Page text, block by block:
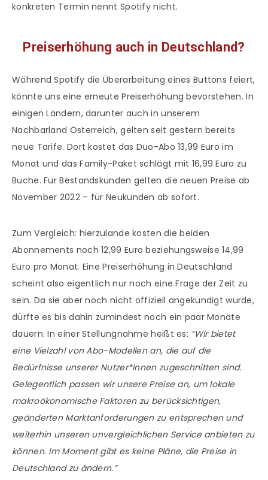
konkreten Termin nennt Spotify nicht.
Preiserhöhung auch in Deutschland?
Während Spotify die Überarbeitung eines Buttons feiert,
könnte uns eine erneute Preiserhöhung bevorstehen. In
einigen Ländern, darunter auch in unserem
Nachbarland Österreich, gelten seit gestern bereits
neue Tarife. Dort kostet das Duo-Abo 13,99 Euro im
Monat und das Family-Paket schlägt mit 16,99 Euro zu
Buche. Für Bestandskunden gelten die neuen Preise ab
November 2022 – für Neukunden ab sofort.
Zum Vergleich: hierzulande kosten die beiden
Abonnements noch 12,99 Euro beziehungsweise 14,99
Euro pro Monat. Eine Preiserhöhung in Deutschland
scheint also eigentlich nur noch eine Frage der Zeit zu
sein. Da sie aber noch nicht offiziell angekündigt wurde,
dürfte es bis dahin zumindest noch ein paar Monate
dauern. In einer Stellungnahme heißt es: “Wir bietet
eine Vielzahl von Abo-Modellen an, die auf die
Bedürfnisse unserer Nutzer*innen zugeschnitten sind.
Gelegentlich passen wir unsere Preise an, um lokale
makroökonomische Faktoren zu berücksichtigen,
geänderten Marktanforderungen zu entsprechen und
weiterhin unseren unvergleichlichen Service anbieten zu
können. Im Moment gibt es keine Pläne, die Preise in
Deutschland zu ändern.”